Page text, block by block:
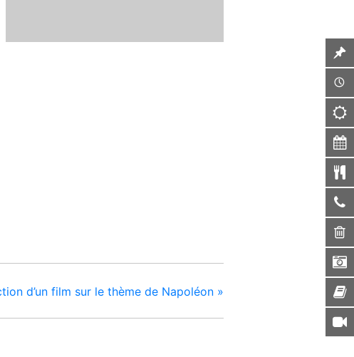
d’un film sur le thème de Napoléon »